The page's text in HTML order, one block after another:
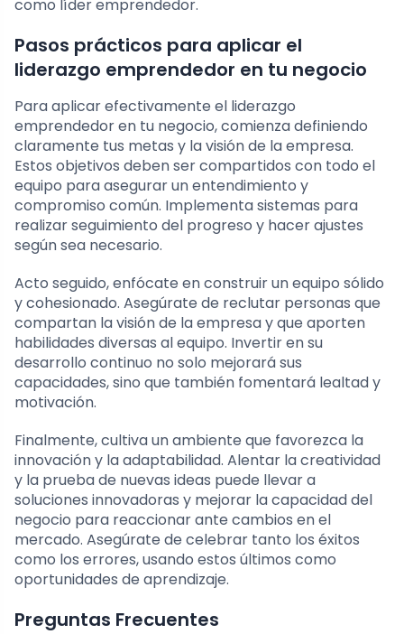
como líder emprendedor.
Pasos prácticos para aplicar el
liderazgo emprendedor en tu negocio
Para aplicar efectivamente el liderazgo
emprendedor en tu negocio, comienza definiendo
claramente tus metas y la visión de la empresa.
Estos objetivos deben ser compartidos con todo el
equipo para asegurar un entendimiento y
compromiso común. Implementa sistemas para
realizar seguimiento del progreso y hacer ajustes
según sea necesario.
Acto seguido, enfócate en construir un equipo sólido
y cohesionado. Asegúrate de reclutar personas que
compartan la visión de la empresa y que aporten
habilidades diversas al equipo. Invertir en su
desarrollo continuo no solo mejorará sus
capacidades, sino que también fomentará lealtad y
motivación.
Finalmente, cultiva un ambiente que favorezca la
innovación y la adaptabilidad. Alentar la creatividad
y la prueba de nuevas ideas puede llevar a
soluciones innovadoras y mejorar la capacidad del
negocio para reaccionar ante cambios en el
mercado. Asegúrate de celebrar tanto los éxitos
como los errores, usando estos últimos como
oportunidades de aprendizaje.
Preguntas Frecuentes